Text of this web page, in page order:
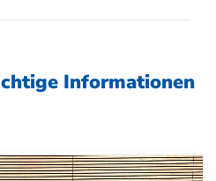
Informationen